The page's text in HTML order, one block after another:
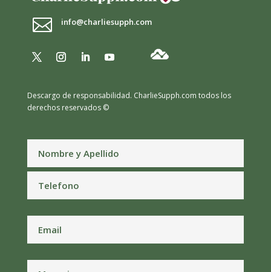
 info@charliesupph.com
Descargo de responsabilidad. CharlieSupph.com todos los
derechos reservados ©